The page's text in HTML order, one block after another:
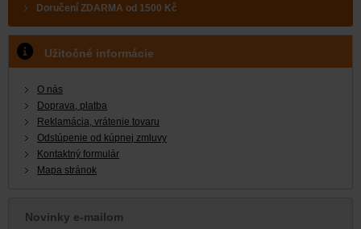
Doručení ZDARMA od 1500 Kč
Užitočné informácie
O nás
Doprava, platba
Reklamácia, vrátenie tovaru
Odstúpenie od kúpnej zmluvy
Kontaktný formulár
Mapa stránok
Novinky e-mailom